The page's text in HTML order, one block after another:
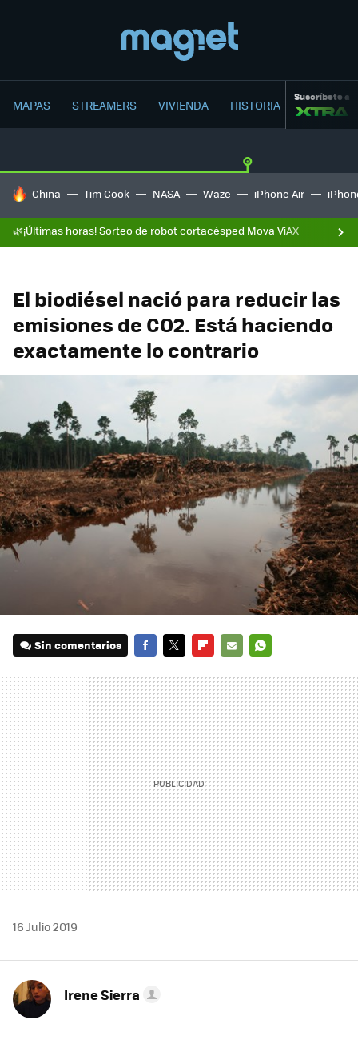
MAPAS STREAMERS VIVIENDA HISTORIA Suscríbete a
HOY SE HABLA DE
China Tim Cook NASA Waze iPhone Air
🌿¡Últimas horas! Sorteo de robot cortacésped Mova ViAX
El biodiésel nació para reducir las
emisiones de CO2. Está haciendo
exactamente lo contrario
Sin comentarios
MAIL
16 Julio 2019
Irene Sierra